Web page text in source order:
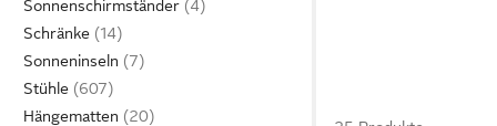
Sonnenschirmständer
Schränke
Sonneninseln
Stühle
Hängematten